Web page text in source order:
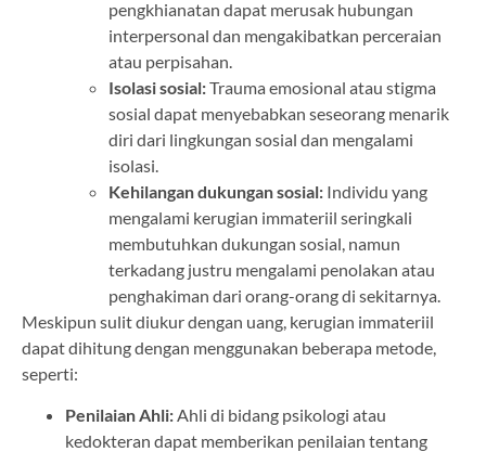
pengkhianatan dapat merusak hubungan
interpersonal dan mengakibatkan perceraian
atau perpisahan.
Isolasi sosial:Trauma emosional atau stigma
sosial dapat menyebabkan seseorang menarik
diri dari lingkungan sosial dan mengalami
isolasi.
Kehilangan dukungan sosial: Individu yang
mengalami kerugian immateriil seringkali
membutuhkan dukungan sosial, namun
terkadang justru mengalami penolakan atau
penghakiman dari orang-orang di sekitarnya.
Meskipun sulit diukur dengan uang, kerugian immateriil
dapat dihitung dengan menggunakan beberapa metode,
seperti:
Penilaian Ahli:Ahli di bidang psikologi atau
kedokteran dapat memberikan penilaian tentang